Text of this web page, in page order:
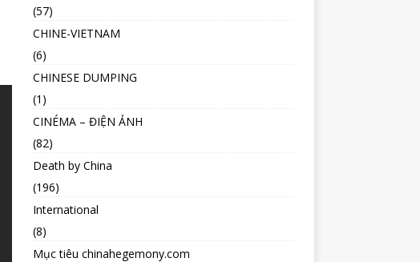
(57)
CHINE-VIETNAM
(6)
CHINESE DUMPING
(1)
CINÉMA – ĐIỆN ẢNH
(82)
Death by China
(196)
International
(8)
Mục tiêu chinahegemony.com